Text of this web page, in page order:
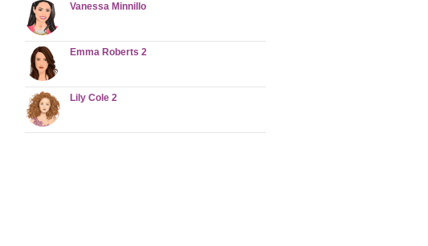
Vanessa Minnillo
Emma Roberts 2
Lily Cole 2